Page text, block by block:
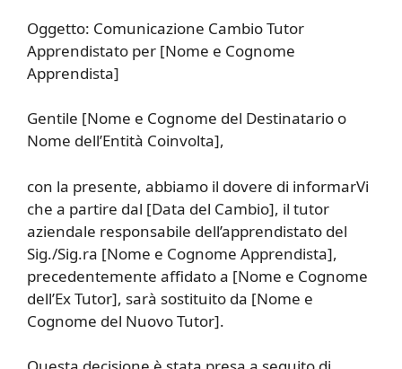
Oggetto: Comunicazione Cambio Tutor
Apprendistato per [Nome e Cognome
Apprendista]
Gentile [Nome e Cognome del Destinatario o
Nome dell’Entità Coinvolta],
con la presente, abbiamo il dovere di informarVi
che a partire dal [Data del Cambio], il tutor
aziendale responsabile dell’apprendistato del
Sig./Sig.ra [Nome e Cognome Apprendista],
precedentemente affidato a [Nome e Cognome
dell’Ex Tutor], sarà sostituito da [Nome e
Cognome del Nuovo Tutor].